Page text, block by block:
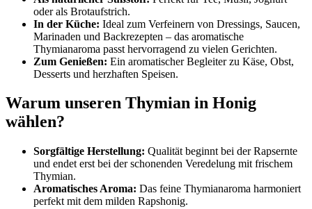
oder als Brotaufstrich.
In der Küche: Ideal zum Verfeinern von Dressings, Saucen,
Marinaden und Backrezepten – das aromatische
Thymianaroma passt hervorragend zu vielen Gerichten.
Zum Genießen: Ein aromatischer Begleiter zu Käse, Obst,
Desserts und herzhaften Speisen.
Warum unseren Thymian in Honig
wählen?
Sorgfältige Herstellung: Qualität beginnt bei der Rapsernte
und endet erst bei der schonenden Veredelung mit frischem
Thymian.
Aromatisches Aroma: Das feine Thymianaroma harmoniert
perfekt mit dem milden Rapshonig.